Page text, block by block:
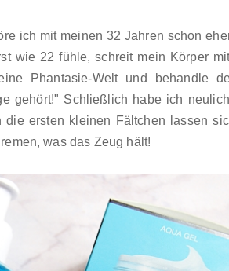
ich mit meinen 32 Jahren schon
wie 22 fühle, schreit mein Körper
Phantasie-Welt und behandle
gehört!" Schließlich habe ich
ersten kleinen Fältchen lassen
was das Zeug hält!